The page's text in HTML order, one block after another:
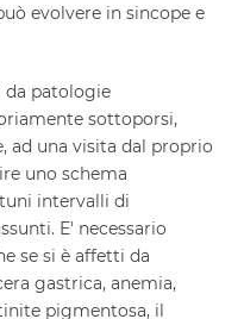
evolvere in sincope e
da patologie
sottoporsi,
ad una visita dal proprio
uno schema
intervalli di
E' necessario
se si è affetti da
gastrica, anemia,
pigmentosa, il